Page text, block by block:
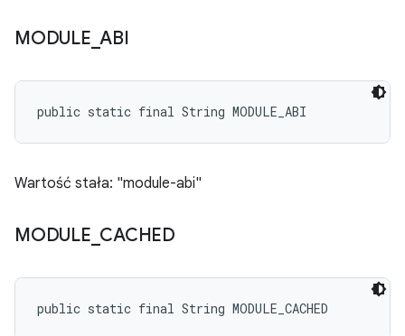
MODULE _ABI
public static final String MODULE_ABI
Wartość stała: "module-abi"
MODULE CACHED
public static final String MODULE_CACHED